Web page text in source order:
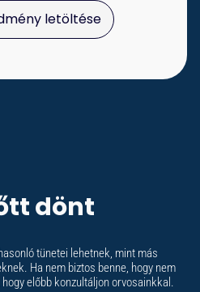
letöltése
dönt
tünetei lehetnek, mint más
Ha nem biztos benne, hogy nem
előbb konzultáljon orvosainkkal.